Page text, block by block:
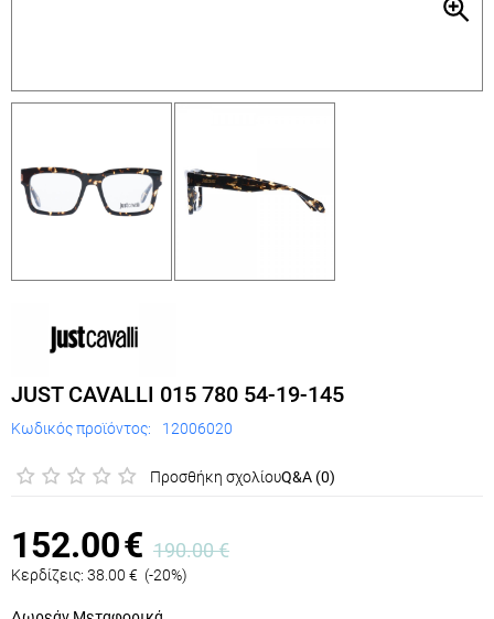
JUST CAVALLI 015 780 54-19-145
Κωδικός προϊόντος: 12006020
Προσθήκη σχολίουQ&A (0)
152.00€ 190.00€
Κερδίζεις: 38.00 € (-20%)